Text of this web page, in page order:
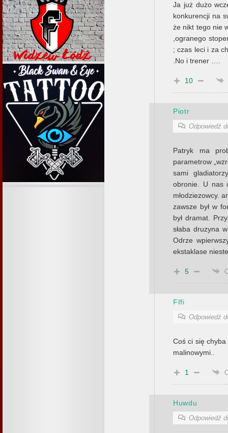
Ja już dużo
konkurencji na
że nikt tego nie
,ogranego
; czas leci i za
.No i trener ….
10
Piotr
Odpowiedź
Patryk ma
parametrow
sami
obronie. U nas
młodziezowcy.
zawsze był w
był dramat.
słaba druzyna
Odrze
ekstaklase
5
FIfi
Odpowiedź
Coś ci się
malinowymi..
1
Huwdu
Odpowiedź